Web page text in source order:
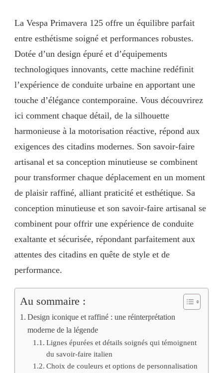
PRIMAVERA
125,
PARFAITE
ENTRE
ET
PERFORMANCE
La Vespa Primavera 125 offre un équilibre parfait
entre esthétisme soigné et performances robustes.
Dotée d’un design épuré et d’équipements
technologiques innovants, cette machine redéfinit
l’expérience de conduite urbaine en apportant une
touche d’élégance contemporaine. Vous découvrirez
ici comment chaque détail, de la silhouette
harmonieuse à la motorisation réactive, répond aux
exigences des citadins modernes. Son savoir-faire
artisanal et sa conception minutieuse se combinent
pour transformer chaque déplacement en un moment
de plaisir raffiné, alliant praticité et esthétique. Sa
conception minutieuse et son savoir-faire artisanal se
combinent pour offrir une expérience de conduite
exaltante et sécurisée, répondant parfaitement aux
attentes des citadins en quête de style et de
performance.
Au sommaire :
Design iconique et raffiné : une réinterprétation
moderne de la légende
Lignes épurées et détails soignés qui témoignent
du savoir-faire italien
Choix de couleurs et options de personnalisation